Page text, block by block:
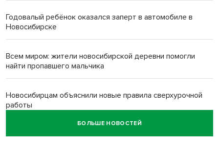
Годовалый ребёнок оказался заперт в автомобиле в
Новосибирске
Всем миром: жители новосибирской деревни помогли
найти пропавшего мальчика
Новосибирцам объяснили новые правила сверхурочной
работы
Новосибирский пенсионер насмерть забил тростью
БОЛЬШЕ НОВОСТЕЙ